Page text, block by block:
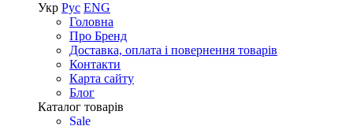
Укр Рус ENG
Головна
Про Бренд
Доставка, оплата і повернення товарів
Контакти
Карта сайту
Блог
Каталог товарів
Sale